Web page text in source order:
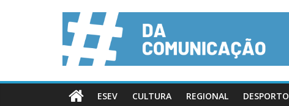
ESEV CULTURA REGIONAL DESPORTO